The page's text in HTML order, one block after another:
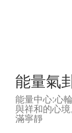
能量氣
能量中心:心
與祥和的心
滿寧靜